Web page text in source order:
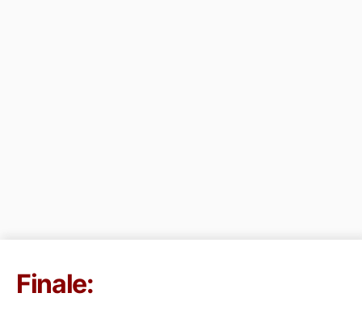
Finale: